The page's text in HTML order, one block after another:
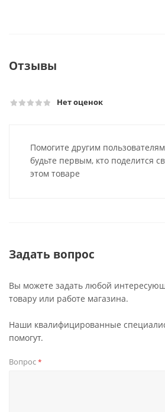
Отзывы
Нет оценок
Помогите другим
будьте первым, кто поделится
этом товаре
Задать вопрос
Вы можете задать любой
товару или работе магазина.
Наши квалифицированные
помогут.
Вопрос*